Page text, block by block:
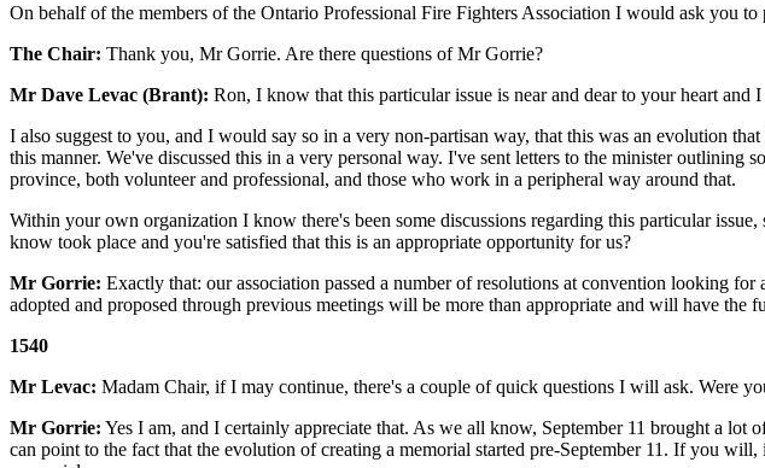
On behalf of the members of the Ontario Professional Fire Fighters Association I would ask you
The Chair: Thank you, Mr Gorrie. Are there questions of Mr Gorrie?
Mr Dave Levac (Brant): Ron, I know that this particular issue is near and dear to your heart and
I also suggest to you, and I would say so in a very non-partisan way, that this was an evolution
this manner. We've discussed this in a very personal way. I've sent letters to the minister
province, both volunteer and professional, and those who work in a peripheral way around that.
Within your own organization I know there's been some discussions regarding this particular
know took place and you're satisfied that this is an appropriate opportunity for us?
Mr Gorrie: Exactly that: our association passed a number of resolutions at convention looking
adopted and proposed through previous meetings will be more than appropriate and will have
1540
Mr Levac: Madam Chair, if I may continue, there's a couple of quick questions I will ask. Were
Mr Gorrie: Yes I am, and I certainly appreciate that. As we all know, September 11 brought a lot
can point to the fact that the evolution of creating a memorial started pre-September 11. If you